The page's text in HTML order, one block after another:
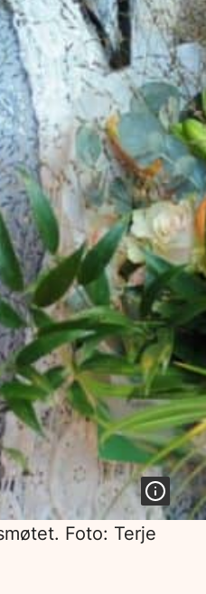
Foto: Terje